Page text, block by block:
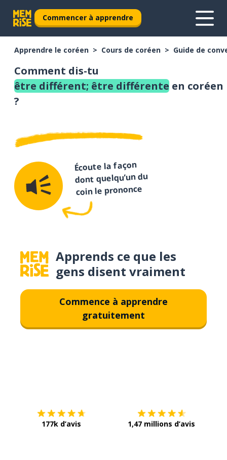
Commencer à apprendre
Apprendre le coréen Cours de coréen Guide de
Comment dis-tu
être différent; être différente en coréen
?
Écoute la façon
dont quelqu’un du
coin le prononce
Apprends ce que les
gens disent vraiment
Commence à apprendre
gratuitement
177k d’avis 1,47 millions d’avis